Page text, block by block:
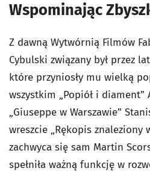
Wspominając
Z dawną Wytwórnią Filmów
Cybulski związany był przez
które przyniosły mu wielką
wszystkim „Popiół i diament”
„Giuseppe w Warszawie”
wreszcie „Rękopis znaleziony
zachwyca się sam Martin
spełniła ważną funkcję w